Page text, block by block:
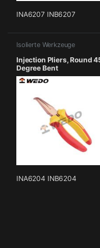
INA6207 INB6207
Isolierte Werkzeuge
Injection Pliers, Round
Degree Bent
INA6204 INB6204